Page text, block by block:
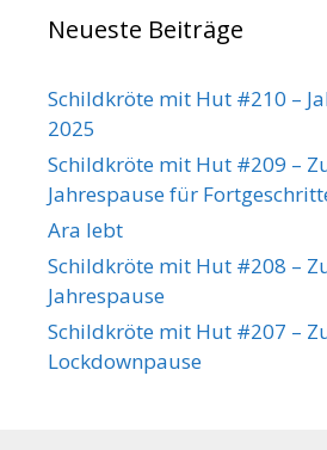
Neueste Beiträge
Schildkröte mit Hut #210 –
2025
Schildkröte mit Hut #209 –
Jahrespause für
Ara lebt
Schildkröte mit Hut #208 –
Jahrespause
Schildkröte mit Hut #207 –
Lockdownpause